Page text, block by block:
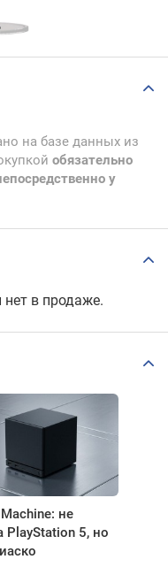
на базе данных из
обязательно
у
в продаже.
не
PlayStation 5, но